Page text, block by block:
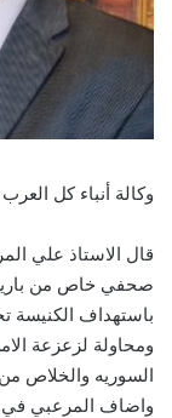
وكالة أنباء كل العرب APA
قال الاستاذ علي
صحفي خاص من
باستهداف الكنيسة
ومحاولة لزعزعة
السوريه والخلاص من
واضاف المرعبي في